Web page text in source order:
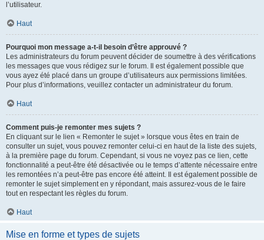
l’utilisateur.
Haut
Pourquoi mon message a-t-il besoin d’être approuvé ?
Les administrateurs du forum peuvent décider de soumettre à des vérifications
les messages que vous rédigez sur le forum. Il est également possible que
vous ayez été placé dans un groupe d’utilisateurs aux permissions limitées.
Pour plus d’informations, veuillez contacter un administrateur du forum.
Haut
Comment puis-je remonter mes sujets ?
En cliquant sur le lien « Remonter le sujet » lorsque vous êtes en train de
consulter un sujet, vous pouvez remonter celui-ci en haut de la liste des sujets,
à la première page du forum. Cependant, si vous ne voyez pas ce lien, cette
fonctionnalité a peut-être été désactivée ou le temps d’attente nécessaire entre
les remontées n’a peut-être pas encore été atteint. Il est également possible de
remonter le sujet simplement en y répondant, mais assurez-vous de le faire
tout en respectant les règles du forum.
Haut
Mise en forme et types de sujets